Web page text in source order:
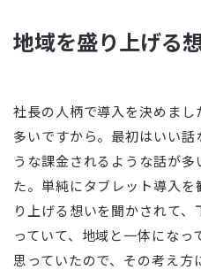
地域を盛り上げる
社長の人柄で導入を決めま
多いですから。最初はいい
うな課金されるような話が
た。単純にタブレット導入
り上げる想いを聞かされて
っていて、地域と一体にな
思っていたので、その考え